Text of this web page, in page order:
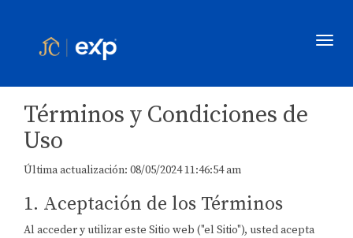
Términos y Condiciones de
Uso
Última actualización: 08/05/2024 11:46:54 am
1. Aceptación de los Términos
Al acceder y utilizar este Sitio web ("el Sitio"), usted acepta